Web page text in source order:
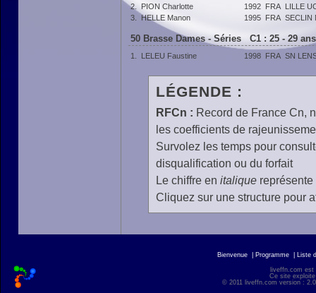
2.
PION Charlotte 1992 FRA LILLE
3.
HELLE Manon 1995 FRA SECLIN
50 Brasse Dames - Séries C1 : 25 - 29
1. LELEU Faustine 1998 FRA SN
LÉGENDE :
RFCn : Record de France Cn,
les coefficients de
Survolez les temps pour
disqualification ou du forfait
Le chiffre en italiquereprésente
Cliquez sur une structure pour
Bienvenue Programme Liste
liveffn.com est
Ce site
© 2011 liveffn.com version :